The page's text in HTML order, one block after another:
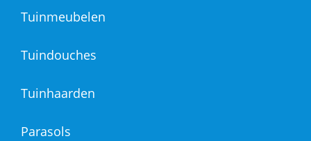
Tuinmeubelen
Tuindouches
Tuinhaarden
Parasols